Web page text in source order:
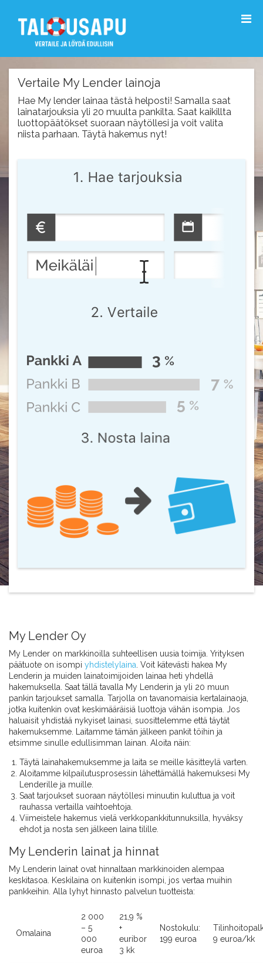
Vertaile My Lender lainoja
Hae My lender lainaa tästä helposti! Samalla saat
lainatarjouksia yli 20 muulta pankilta. Saat kaikillta
luottopäätökset suoraan näytöllesi ja voit valita
niista parhaan. Täytä hakemus nyt!
My Lender Oy
My Lender on markkinoilla suhteellisen uusia toimija. Yrityksen
päätuote on isompi yhdistelylaina. Voit kätevästi hakea My
Lenderin ja muiden lainatoimijoiden lainaa heti yhdellä
hakemuksella. Saat tällä tavalla My Lenderin ja yli 20 muun
pankin tarjoukset samalla. Tarjolla on tavanomaisia kertalainaoja,
jotka kuitenkin ovat keskimääräisiä luottoja vähän isompia. Jos
haluaisit yhdistää nykyiset lainasi, suosittelemme että täytät
hakemuksemme. Laitamme tämän jälkeen pankit töihin ja
etsimme sinulle edullisimman lainan. Aloita näin:
Täytä lainahakemuksemme ja laita se meille käsitteylä varten.
Aloitamme kilpailutusprosessin lähettämällä hakemuksesi My
Lenderille ja muille.
Saat tarjoukset suoraan näytöllesi minuutin kuluttua ja voit
rauhassa vertailla vaihtoehtoja.
Viimeistele hakemus vielä verkkopankkitunnuksilla, hyväksy
ehdot ja nosta sen jälkeen laina tilille.
My Lenderin lainat ja hinnat
My Lenderin lainat ovat hinnaltaan markkinoiden alempaa
keskitasoa. Keskilaina on kuitenkin isompi, jos vertaa muihin
pankkeihin. Alla lyhyt hinnasto palvelun tuotteista:
Omalaina
2 000
– 5
000
euroa
21,9 %
+
euribor
3 kk
Nostokulu:
199 euroa
9 euroa/kk